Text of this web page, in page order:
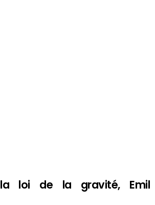
loi de la gravité, Emil